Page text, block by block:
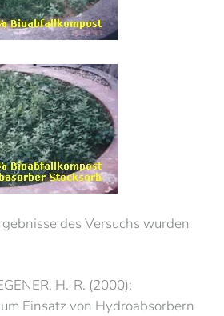
des Versuchs wurden
H.-R. (2000):
Einsatz von Hydroabsorbern